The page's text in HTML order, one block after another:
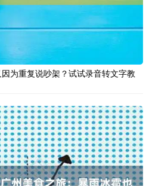
为重复说吵架？试试录音转文字教